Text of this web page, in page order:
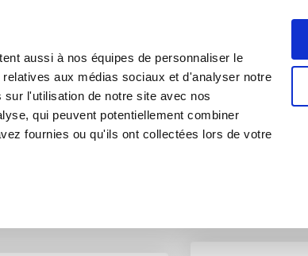
aussi à nos équipes de personnaliser le
aux médias sociaux et d'analyser notre
l'utilisation de notre site avec nos
qui peuvent potentiellement combiner
fournies ou qu'ils ont collectées lors de votre
Pain
boulangerie